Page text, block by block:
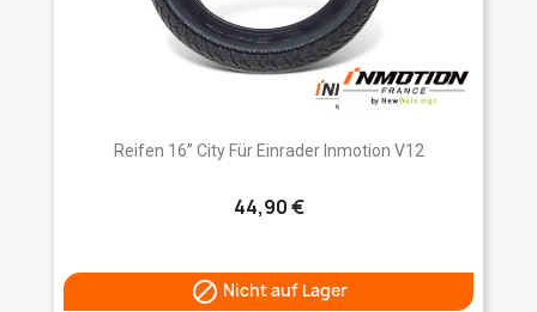
Reifen 16” City Für Einrader Inmotion V12
44,90 €
 Nicht auf Lager